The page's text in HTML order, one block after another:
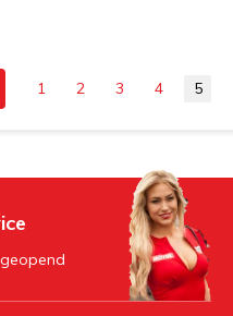
1 2 3 4 5